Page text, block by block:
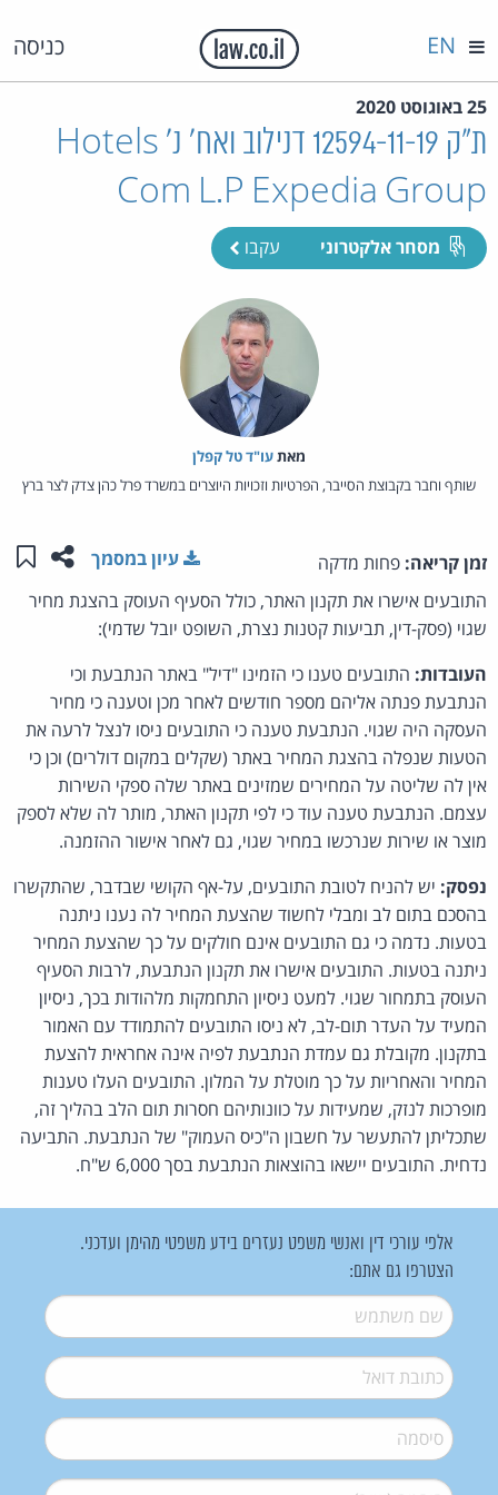
כניסה EN
25 באוגוסט 2020
ת"ק 12594-11-19 דנילוב ואח' נ' Hotels
Com L.P Expedia Group
מסחר אלקטרוני עקבו
מאת‏עו"ד טל קפלן
שותף וחבר בקבוצת הסייבר, הפרטיות וזכויות היוצרים במשרד פרל כהן צדק לצר ברץ
זמן קריאה: פחות מדקה שתפו
עיון במסמך
התובעים אישרו את תקנון האתר, כולל הסעיף העוסק בהצגת מחיר
שגוי (פסק-דין, תביעות קטנות נצרת, השופט יובל שדמי):
העובדות: התובעים טענו כי הזמינו "דיל" באתר הנתבעת וכי
הנתבעת פנתה אליהם מספר חודשים לאחר מכן וטענה כי מחיר
העסקה היה שגוי. הנתבעת טענה כי התובעים ניסו לנצל לרעה את
הטעות שנפלה בהצגת המחיר באתר (שקלים במקום דולרים) וכן כי
אין לה שליטה על המחירים שמזינים באתר שלה ספקי השירות
עצמם. הנתבעת טענה עוד כי לפי תקנון האתר, מותר לה שלא לספק
מוצר או שירות שנרכשו במחיר שגוי, גם לאחר אישור ההזמנה.
נפסק: יש להניח לטובת התובעים, על-אף הקושי שבדבר, שהתקשרו
בהסכם בתום לב ומבלי לחשוד שהצעת המחיר לה נענו ניתנה
בטעות. נדמה כי גם התובעים אינם חולקים על כך שהצעת המחיר
ניתנה בטעות. התובעים אישרו את תקנון הנתבעת, לרבות הסעיף
העוסק בתמחור שגוי. למעט ניסיון התחמקות מלהודות בכך, ניסיון
המעיד על העדר תום-לב, לא ניסו התובעים להתמודד עם האמור
בתקנון. מקובלת גם עמדת הנתבעת לפיה אינה אחראית להצעת
המחיר והאחריות על כך מוטלת על המלון. התובעים העלו טענות
מופרכות לנזק, שמעידות על כוונותיהם חסרות תום הלב בהליך זה,
שתכליתן להתעשר על חשבון ה"כיס העמוק" של הנתבעת. התביעה
נדחית. התובעים יישאו בהוצאות הנתבעת בסך 6,000 ש"ח.
אלפי עורכי דין ואנשי משפט נעזרים בידע משפטי מהימן ועדכני.
הצטרפו גם אתם:
שם משתמש*
דואל*
סיסמה*